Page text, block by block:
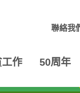
聯絡我
工作 50周年